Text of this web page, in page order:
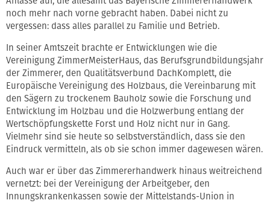
noch mehr nach vorne gebracht haben. Dabei nicht zu
vergessen: dass alles parallel zu Familie und Betrieb.
In seiner Amtszeit brachte er Entwicklungen wie die
Vereinigung ZimmerMeisterHaus, das Berufsgrundbildungsjahr
der Zimmerer, den Qualitätsverbund DachKomplett, die
Europäische Vereinigung des Holzbaus, die Vereinbarung mit
den Sägern zu trockenem Bauholz sowie die Forschung und
Entwicklung im Holzbau und die Holzwerbung entlang der
Wertschöpfungskette Forst und Holz nicht nur in Gang.
Vielmehr sind sie heute so selbstverständlich, dass sie den
Eindruck vermitteln, als ob sie schon immer dagewesen wären.
Auch war er über das Zimmererhandwerk hinaus weitreichend
vernetzt: bei der Vereinigung der Arbeitgeber, den
Innungskrankenkassen sowie der Mittelstands-Union in